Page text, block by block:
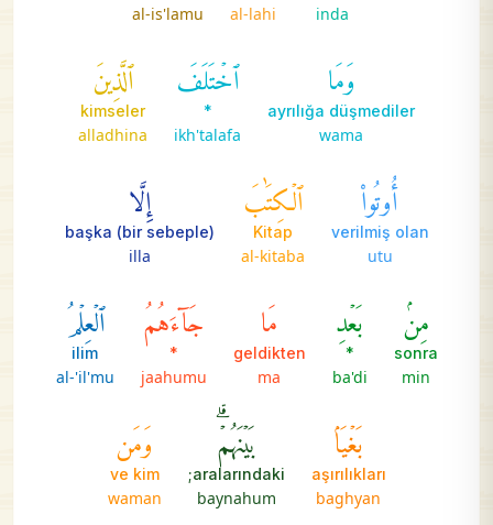
inda
al-lahi
al-is'lamu
وَمَا
ayrılığa düşmediler
wama
ٱخۡتَلَفَ
*
ikh'talafa
ٱلَّذِينَ
kimseler
alladhina
أُوتُواْ
verilmiş olan
utu
ٱلۡكِتَٰبَ
Kitap
al-kitaba
إِلَّا
başka (bir sebeple)
illa
مِنۢ
sonra
min
بَعۡدِ
*
ba'di
مَا
geldikten
ma
جَآءَهُمُ
*
jaahumu
ٱلۡعِلۡمُ
ilim
al-'il'mu
بَغۡيَۢا
aşırılıkları
baghyan
بَيۡنَهُمۡۗ
aralarındaki;
baynahum
وَمَن
ve kim
waman